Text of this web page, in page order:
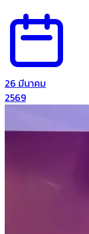
26 มีนาคม
2569